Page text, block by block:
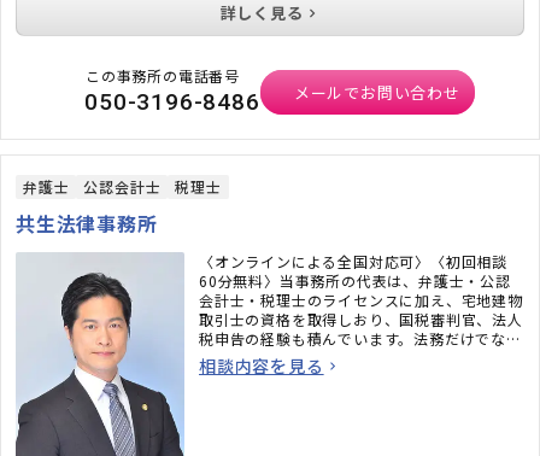
詳しく見る
この事務所の電話番号
050-3196-8486 メールでお問い合わせ
弁護士 公認会計士 税理士
共生法律事務所
〈オンラインによる全国対応可〉〈初回相談
60分無料〉当事務所の代表は、弁護士・公認
会計士・税理士のライセンスに加え、宅地建物
取引士の資格を取得しおり、国税審判官、法人
税申告の経験も積んでいます。法務だけでな
く、税務のことまで考えた包括的なサポートを
ご提供いたします。不動産・相続でお困りの
相談内容を見る